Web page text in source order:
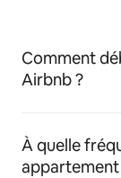
Comment
Airbnb ?
À quelle